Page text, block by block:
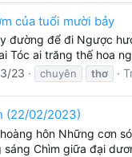
của tuổi mười bảy
đường để đi Ngược
Tóc ai trăng thế hoa
23 chuyên thơ
(22/02/2023)
hôn Những cơn
Chìm giữa đại